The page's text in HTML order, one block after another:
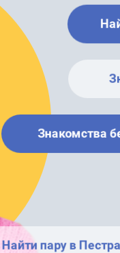
Знакомства
Найти пару в